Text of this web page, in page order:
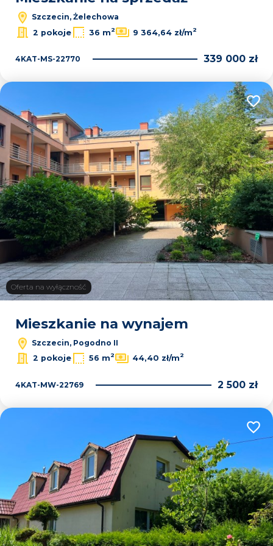
Szczecin, Żelechowa
2 pokoje
36 m2 9 364,64 zł/m2
4KAT-MS-22770 339 000 zł
Oferta na wyłączność
Mieszkanie na wynajem
Szczecin, Pogodno II
2 pokoje
56 m2 44,40 zł/m2
4KAT-MW-22769 2 500 zł